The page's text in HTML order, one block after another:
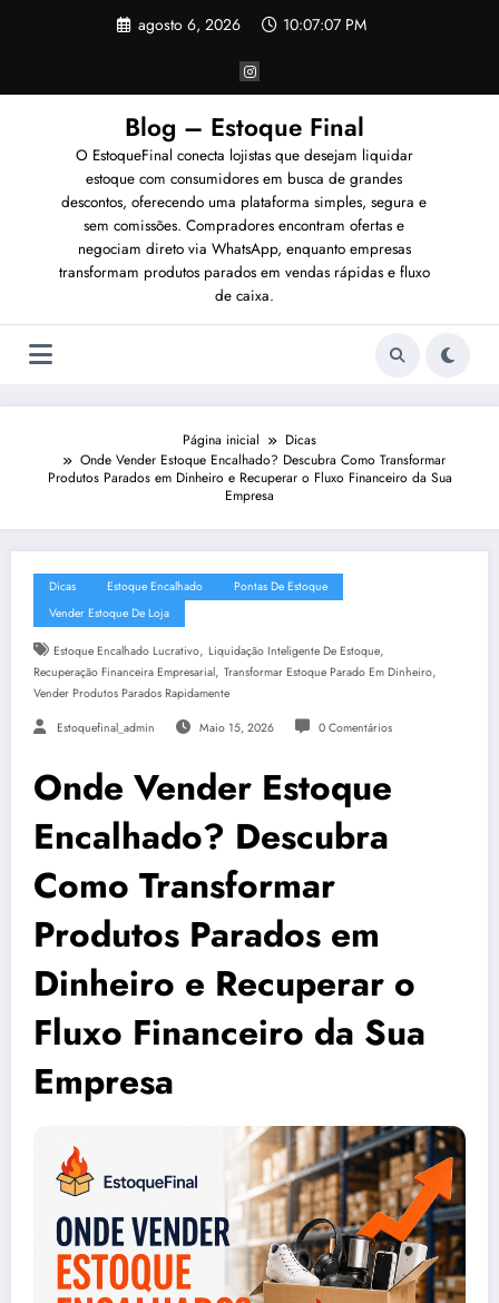
agosto 6, 2026 10:07:09 PM
Blog – Estoque Final
O EstoqueFinal conecta lojistas que desejam liquidar
estoque com consumidores em busca de grandes
descontos, oferecendo uma plataforma simples, segura e
sem comissões. Compradores encontram ofertas e
negociam direto via WhatsApp, enquanto empresas
transformam produtos parados em vendas rápidas e fluxo
de caixa.
Página inicial
Dicas
Onde Vender Estoque Encalhado? Descubra Como Transformar
Produtos Parados em Dinheiro e Recuperar o Fluxo Financeiro da Sua
Empresa
Dicas Estoque Encalhado
Pontas De Estoque
Vender Estoque De Loja
Estoque Encalhado Lucrativo, Liquidação Inteligente De Estoque,
Recuperação Financeira Empresarial, Transformar Estoque Parado Em Dinheiro,
Vender Produtos Parados Rapidamente
Estoquefinal_admin Maio 15, 2026 0 Comentários
Onde Vender Estoque
Encalhado? Descubra
Como Transformar
Produtos Parados em
Dinheiro e Recuperar o
Fluxo Financeiro da Sua
Empresa